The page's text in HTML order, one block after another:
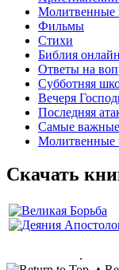
Молитвенные
Фильмы
Стихи
Библия онлайн
Ответы на
Субботняя
Вечеря
Последняя
Самые важные
Молитвенные
Скачать
.